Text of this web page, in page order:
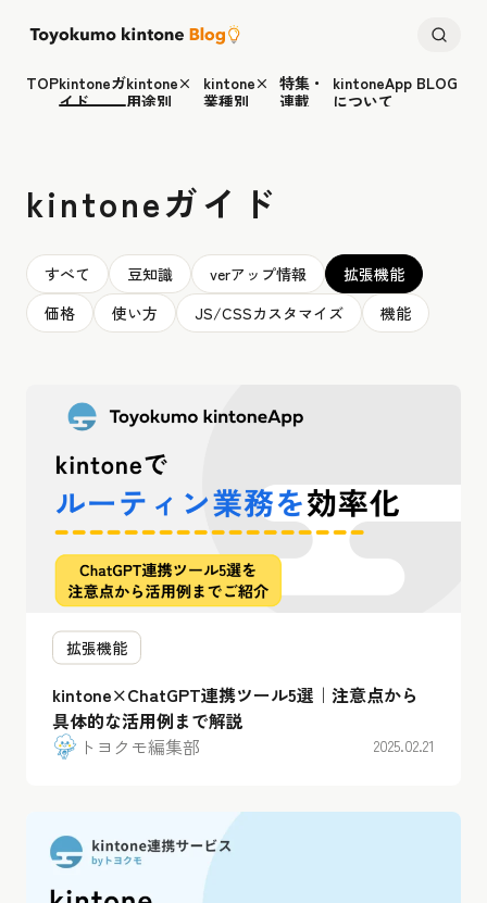
TOPkintoneガ
イド
kintone×
用途別
kintone×
業種別
特集・
連載
kintoneApp BLOG
について
kintoneガイド
すべて 豆知識 verアップ情報
拡張機能
価格
使い方 JS/CSSカスタマイズ 機能
拡張機能
kintone×ChatGPT連携ツール5選｜注意点から
具体的な活用例まで解説
トヨクモ編集部
2025.02.21